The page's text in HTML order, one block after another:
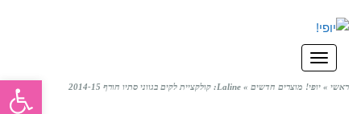
תפריט
ראשי » יופי! מוצרים חדשים » Laline: קולקציית לקים בגווני סתיו חורף 2014-15 פתח